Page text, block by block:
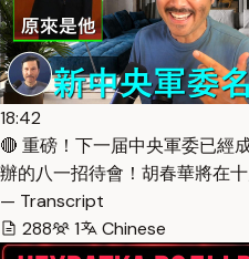
18:42
🔴 重磅！下一届中央軍委已經
辦的八一招待會！胡春華將在
— Transcript
288
1 Chinese